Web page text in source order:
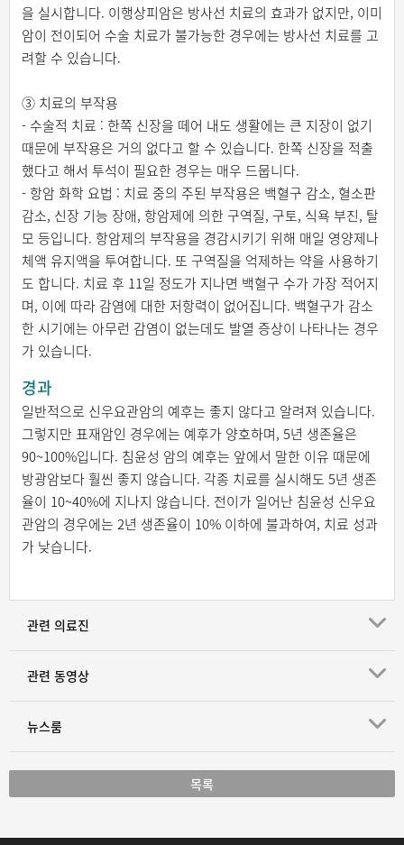
을 실시합니다. 이행상피암은 방사선 치료의 효과가 없지만, 이미
암이 전이되어 수술 치료가 불가능한 경우에는 방사선 치료를 고
려할 수 있습니다.
③ 치료의 부작용
- 수술적 치료 : 한쪽 신장을 떼어 내도 생활에는 큰 지장이 없기
때문에 부작용은 거의 없다고 할 수 있습니다. 한쪽 신장을 적출
했다고 해서 투석이 필요한 경우는 매우 드뭅니다.
- 항암 화학 요법 : 치료 중의 주된 부작용은 백혈구 감소, 혈소판
감소, 신장 기능 장애, 항암제에 의한 구역질, 구토, 식욕 부진, 탈
모 등입니다. 항암제의 부작용을 경감시키기 위해 매일 영양제나
체액 유지액을 투여합니다. 또 구역질을 억제하는 약을 사용하기
도 합니다. 치료 후 11일 정도가 지나면 백혈구 수가 가장 적어지
며, 이에 따라 감염에 대한 저항력이 없어집니다. 백혈구가 감소
한 시기에는 아무런 감염이 없는데도 발열 증상이 나타나는 경우
가 있습니다.
경과
일반적으로 신우요관암의 예후는 좋지 않다고 알려져 있습니다.
그렇지만 표재암인 경우에는 예후가 양호하며, 5년 생존율은
90~100%입니다. 침윤성 암의 예후는 앞에서 말한 이유 때문에
방광암보다 훨씬 좋지 않습니다. 각종 치료를 실시해도 5년 생존
율이 10~40%에 지나지 않습니다. 전이가 일어난 침윤성 신우요
관암의 경우에는 2년 생존율이 10% 이하에 불과하여, 치료 성과
가 낮습니다.
관련 의료진
관련 동영상
뉴스룸
목록